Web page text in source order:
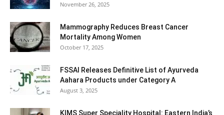
November 26, 2025
Mammography Reduces Breast Cancer
Mortality Among Women
October 17, 2025
FSSAI Releases Definitive List of Ayurveda
Aahara Products under Category A
August 3, 2025
KIMS Super Speciality Hospital: Eastern India’s